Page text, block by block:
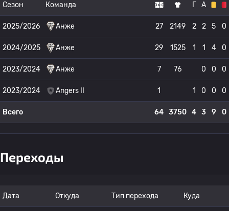
Сезон Команда Г А
2025/2026 Анже 27 2149 2 2 5 0
2024/2025 Анже 29 1525 1 1 4 0
2023/2024 Анже 7 76 0 0 0
2023/2024 Angers II 1 1 0 0 0
Всего 64 3750 4 3 9 0
Переходы
Дата Откуда Тип перехода Куда